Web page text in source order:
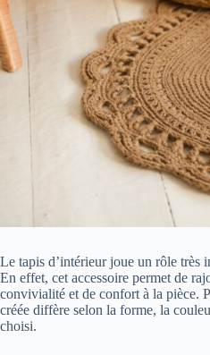
Le tapis d’intérieur joue un rôle très
En effet, cet accessoire permet de
convivialité et de confort à la pièce.
créée diffère selon la forme, la
choisi.